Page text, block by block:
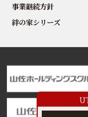
事業継続方針
絆の家シリーズ